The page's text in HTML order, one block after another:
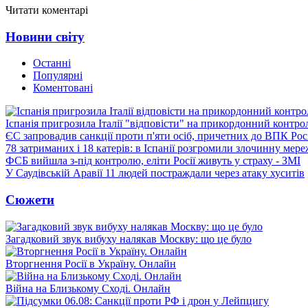
Читати коментарі
Новини світу
Останні
Популярні
Коментовані
Іспанія пригрозила Італії "відповісти" на прикордонний
ЄС запровадив санкції проти п'яти осіб, причетних до ВПК
78 затриманих і 18 катерів: в Іспанії розгромили злочинну
ФСБ вийшла з-під контролю, еліти Росії живуть у страху - ЗМІ
У Саудівській Аравії 11 людей постраждали через атаку хуситів
Сюжети
Загадковий звук вибуху налякав Москву: що це було
Вторгнення Росії в Україну. Онлайн
Війна на Близькому Сході. Онлайн